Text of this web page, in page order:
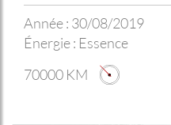
Année : 30/08/2019
Énergie : Essence
70000 KM